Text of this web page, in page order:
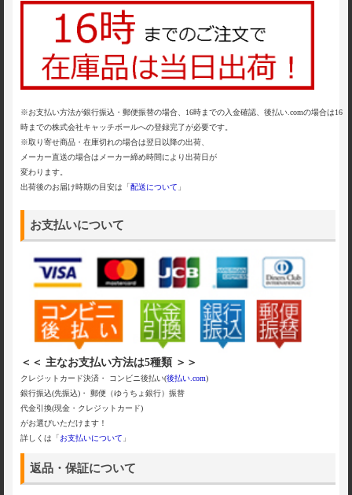
※お支払い方法が銀行振込・郵便振替の場合、16時までの入金確認、後払い.comの場合は16
時までの株式会社キャッチボールへの登録完了が必要です。
※取り寄せ商品・在庫切れの場合は翌日以降の出荷、
メーカー直送の場合はメーカー締め時間により出荷日が
変わります。
出荷後のお届け時期の目安は「配送について 」
お支払いについて
＜＜ 主なお支払い方法は5種類 ＞＞
クレジットカード決済・ コンビニ後払い(後払い.com)
銀行振込(先振込)・ 郵便（ゆうちょ銀行）振替
代金引換(現金・クレジットカード)
がお選びいただけます！
詳しくは「 お支払いについて 」
返品・保証について